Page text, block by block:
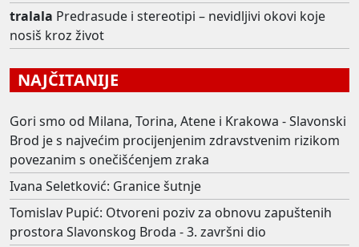
tralala Predrasude i stereotipi – nevidljivi okovi koje
nosiš kroz život
NAJČITANIJE
Gori smo od Milana, Torina, Atene i Krakowa - Slavonski
Brod je s najvećim procijenjenim zdravstvenim rizikom
povezanim s onečišćenjem zraka
Ivana Seletković: Granice šutnje
Tomislav Pupić: Otvoreni poziv za obnovu zapuštenih
prostora Slavonskog Broda - 3. završni dio